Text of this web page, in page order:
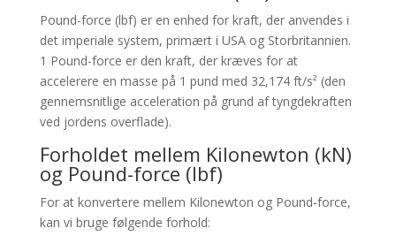
Pound-force (lbf) er en enhed for kraft, der anvendes i
det imperiale system, primært i USA og Storbritannien.
1 Pound-force er den kraft, der kræves for at
accelerere en masse på 1 pund med 32,174 ft/s² (den
gennemsnitlige acceleration på grund af tyngdekraften
ved jordens overflade).
Forholdet mellem Kilonewton (kN)
og Pound-force (lbf)
For at konvertere mellem Kilonewton og Pound-force,
kan vi bruge følgende forhold: